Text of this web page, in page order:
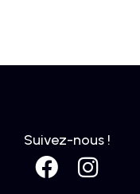
Suivez-nous !